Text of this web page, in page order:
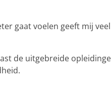
gaat voelen geeft mij veel
de uitgebreide